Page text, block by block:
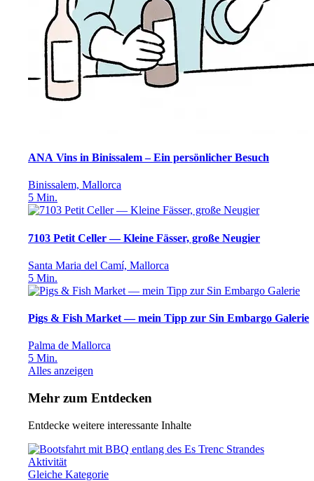
ANA Vins in Binissalem – Ein persönlicher Besuch
Binissalem, Mallorca
5 Min.
7103 Petit Celler — Kleine Fässer, große Neugier
Santa Maria del Camí, Mallorca
5 Min.
Pigs & Fish Market — mein Tipp zur Sin Embargo Galerie
Palma de Mallorca
5 Min.
Alles anzeigen
Mehr zum Entdecken
Entdecke weitere interessante Inhalte
Aktivität
Gleiche Kategorie